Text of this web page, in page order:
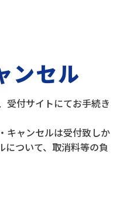
ンセル
受付サイトにてお手続き
キャンセルは受付致しか
について、取消料等の負